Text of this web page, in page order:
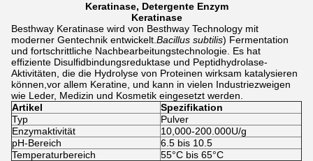
Keratinase, Detergente Enzym
Keratinase
Besthway Keratinase wird von Besthway Technology mit
moderner Gentechnik entwickelt. Bacillus subtilis) Fermentation
und fortschrittliche Nachbearbeitungstechnologie. Es hat
effiziente Disulfidbindungsreduktase und Peptidhydrolase-
Aktivitäten, die die Hydrolyse von Proteinen wirksam katalysieren
können,vor allem Keratine, und kann in vielen Industriezweigen
wie Leder, Medizin und Kosmetik eingesetzt werden.
Artikel
Spezifikation
Typ
Pulver
Enzymaktivität
10,000-200.000U/g
pH-Bereich
6.5 bis 10.5
Temperaturbereich
55°C bis 65°C